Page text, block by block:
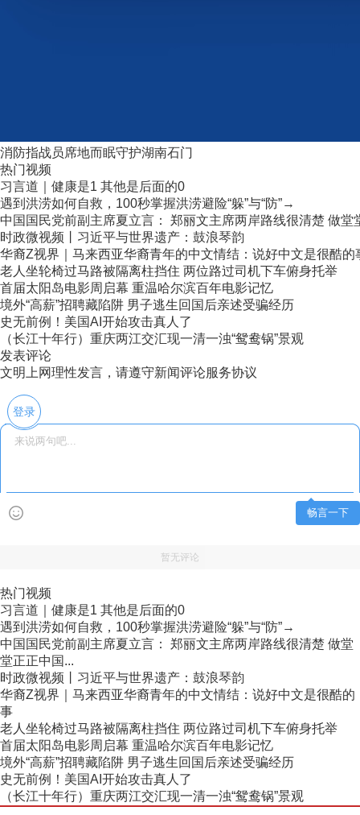
消防指战员席地而眠守护湖南石门
热门视频
习言道｜健康是1 其他是后面的0
遇到洪涝如何自救，100秒掌握洪涝避险“躲”与“防”→
中国国民党前副主席夏立言： 郑丽文主席两岸路线很清楚 做堂
时政微视频丨习近平与世界遗产：鼓浪琴韵
华裔Z视界｜马来西亚华裔青年的中文情结：说好中文是很酷的
老人坐轮椅过马路被隔离柱挡住 两位路过司机下车俯身托举
首届太阳岛电影周启幕 重温哈尔滨百年电影记忆
境外“高薪”招聘藏陷阱 男子逃生回国后亲述受骗经历
史无前例！美国AI开始攻击真人了
（长江十年行）重庆两江交汇现一清一浊“鸳鸯锅”景观
发表评论
文明上网理性发言，请遵守新闻评论服务协议
登录
畅言一下
暂无评论
热门视频
习言道｜健康是1 其他是后面的0
遇到洪涝如何自救，100秒掌握洪涝避险“躲”与“防”→
中国国民党前副主席夏立言： 郑丽文主席两岸路线很清楚 做堂
堂正正中国...
时政微视频丨习近平与世界遗产：鼓浪琴韵
华裔Z视界｜马来西亚华裔青年的中文情结：说好中文是很酷的
事
老人坐轮椅过马路被隔离柱挡住 两位路过司机下车俯身托举
首届太阳岛电影周启幕 重温哈尔滨百年电影记忆
境外“高薪”招聘藏陷阱 男子逃生回国后亲述受骗经历
史无前例！美国AI开始攻击真人了
（长江十年行）重庆两江交汇现一清一浊“鸳鸯锅”景观